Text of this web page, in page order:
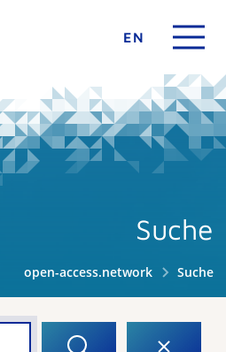
EN
Suche
open-access.network Suche